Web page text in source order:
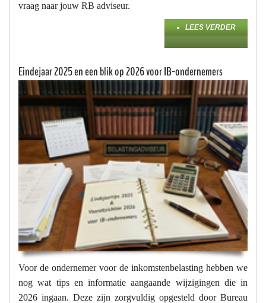
vraag naar jouw RB adviseur.
LEES VERDER
Eindejaar 2025 en een blik op 2026 voor IB-ondernemers
Voor de ondernemer voor de inkomstenbelasting hebben we
nog wat tips en informatie aangaande wijzigingen die in
2026 ingaan. Deze zijn zorgvuldig opgesteld door Bureau